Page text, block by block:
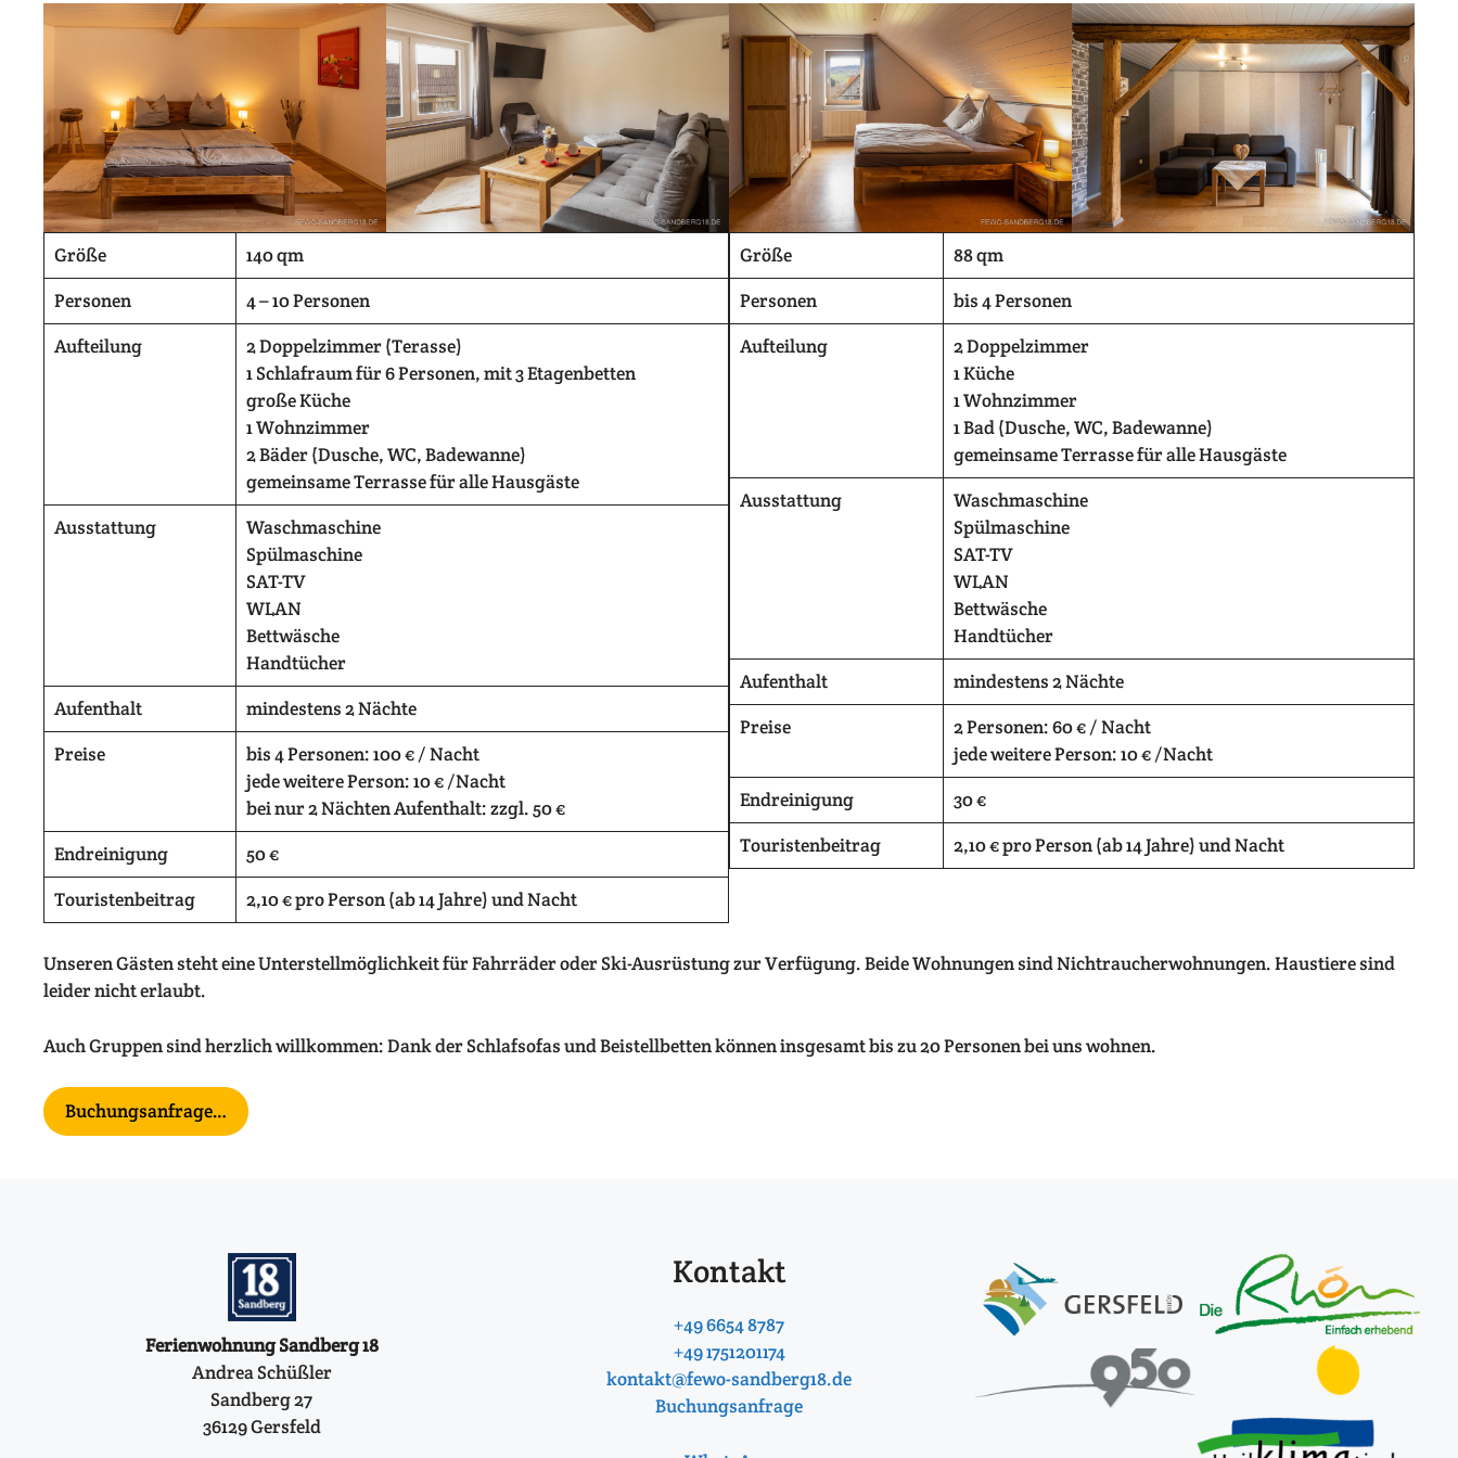
Größe
140 qm
Personen
4 – 10 Personen
Aufteilung
2 Doppelzimmer (Terasse)
1 Schlafraum für 6 Personen, mit 3 Etagenbetten
große Küche
1 Wohnzimmer
2 Bäder (Dusche, WC, Badewanne)
gemeinsame Terrasse für alle Hausgäste
Ausstattung
Waschmaschine
Spülmaschine
SAT-TV
WLAN
Bettwäsche
Handtücher
Aufenthalt
mindestens 2 Nächte
Preise
bis 4 Personen: 100 € / Nacht
jede weitere Person: 10 € /Nacht
bei nur 2 Nächten Aufenthalt: zzgl. 50 €
Endreinigung
50 €
Touristenbeitrag
2,10 € pro Person (ab 14 Jahre) und Nacht
Größe
88 qm
Personen
bis 4 Personen
Aufteilung
2 Doppelzimmer
1 Küche
1 Wohnzimmer
1 Bad (Dusche, WC, Badewanne)
gemeinsame Terrasse für alle Hausgäste
Ausstattung
Waschmaschine
Spülmaschine
SAT-TV
WLAN
Bettwäsche
Handtücher
Aufenthalt
mindestens 2 Nächte
Preise
2 Personen: 60 € / Nacht
jede weitere Person: 10 € /Nacht
Endreinigung
30 €
Touristenbeitrag
2,10 € pro Person (ab 14 Jahre) und Nacht
Unseren Gästen steht eine Unterstellmöglichkeit für Fahrräder oder Ski-Ausrüstung zur Verfügung. Beide Wohnungen sind Nichtraucherwohnungen. Haustiere sind
leider nicht erlaubt.
Auch Gruppen sind herzlich willkommen: Dank der Schlafsofas und Beistellbetten können insgesamt bis zu 20 Personen bei uns wohnen.
Buchungsanfrage…
Ferienwohnung Sandberg 18
Andrea Schüßler
Sandberg 27
36129 Gersfeld
Kontakt
+49 6654 8787
+49 1751201174
kontakt@fewo-sandberg18.de
Buchungsanfrage